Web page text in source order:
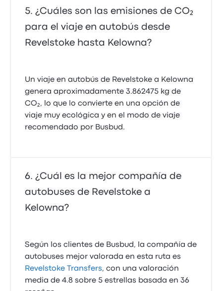
¿Cuáles son las emisiones de CO₂
para el viaje en autobús desde
Revelstoke hasta Kelowna?
Un viaje en autobús de Revelstoke a Kelowna
genera aproximadamente 3.862475 kg de
CO₂, lo que lo convierte en una opción de
viaje muy ecológica y en el modo de viaje
recomendado por Busbud.
¿Cuál es la mejor compañía de
autobuses de Revelstoke a
Kelowna?
Según los clientes de Busbud, la compañía de
autobuses mejor valorada en esta ruta es
Revelstoke Transfers, con una valoración
media de 4.8 sobre 5 estrellas basada en 36